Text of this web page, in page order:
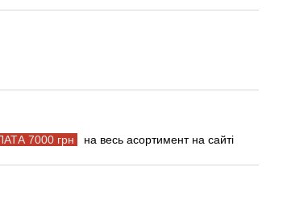
7000 грн на весь асортимент на сайті